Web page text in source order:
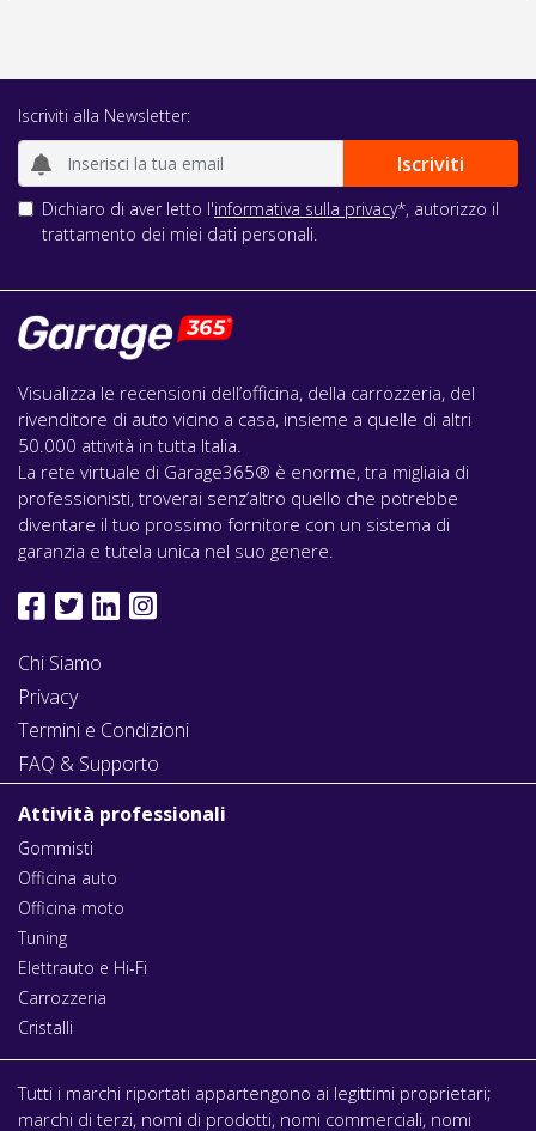
Iscriviti alla Newsletter:
Dichiaro di aver letto l'informativa sulla privacy*, autorizzo il
trattamento dei miei dati personali.
Visualizza le recensioni dell’officina, della carrozzeria, del
rivenditore di auto vicino a casa, insieme a quelle di altri
50.000 attività in tutta Italia.
La rete virtuale di Garage365® è enorme, tra migliaia di
professionisti, troverai senz’altro quello che potrebbe
diventare il tuo prossimo fornitore con un sistema di
garanzia e tutela unica nel suo genere.
Chi Siamo
Privacy
Termini e Condizioni
FAQ & Supporto
Attività professionali
Gommisti
Officina auto
Officina moto
Tuning
Elettrauto e Hi-Fi
Carrozzeria
Cristalli
Tutti i marchi riportati appartengono ai legittimi proprietari;
marchi di terzi, nomi di prodotti, nomi commerciali, nomi